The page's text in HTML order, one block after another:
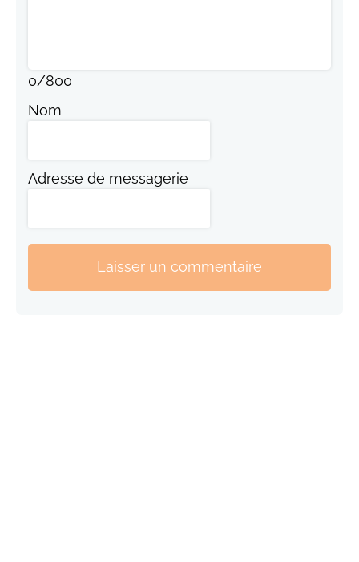
0/800
Nom
Adresse de messagerie
Laisser un commentaire